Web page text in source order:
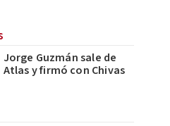
Jorge Guzmán sale de
Atlas y firmó con Chivas